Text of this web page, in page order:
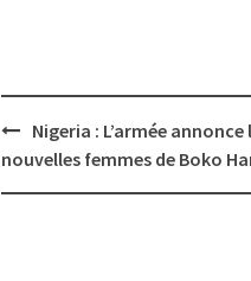
Post
navigation
Nigeria : L’armée
nouvelles femmes de Boko